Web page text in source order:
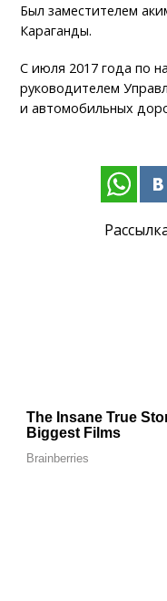
Был заместителем
Караганды.
С июля 2017 года по
руководителем
и автомобильных